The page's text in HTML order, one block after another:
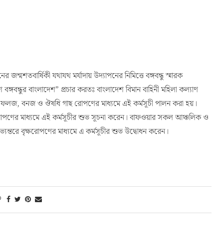
যথাযথ মর্যাদায় উদ্যাপনের নিমিত্তে বঙ্গবন্ধু স্মারক
বাংলাদেশ” প্রচার করতঃ বাংলাদেশ বিমান বাহিনী মহিলা কল্যাণ
বনজ ও ঔষধি গাছ রোপণের মাধ্যমে এই কর্মসূচী পালন করা হয়।
মাধ্যমে এই কর্মসূচীর শুভ সূচনা করেন। বাফওয়ার সকল আঞ্চলিক ও
বৃক্ষরোপণের মাধ্যমে এ কর্মসূচীর শুভ উদ্বোধন করেন।